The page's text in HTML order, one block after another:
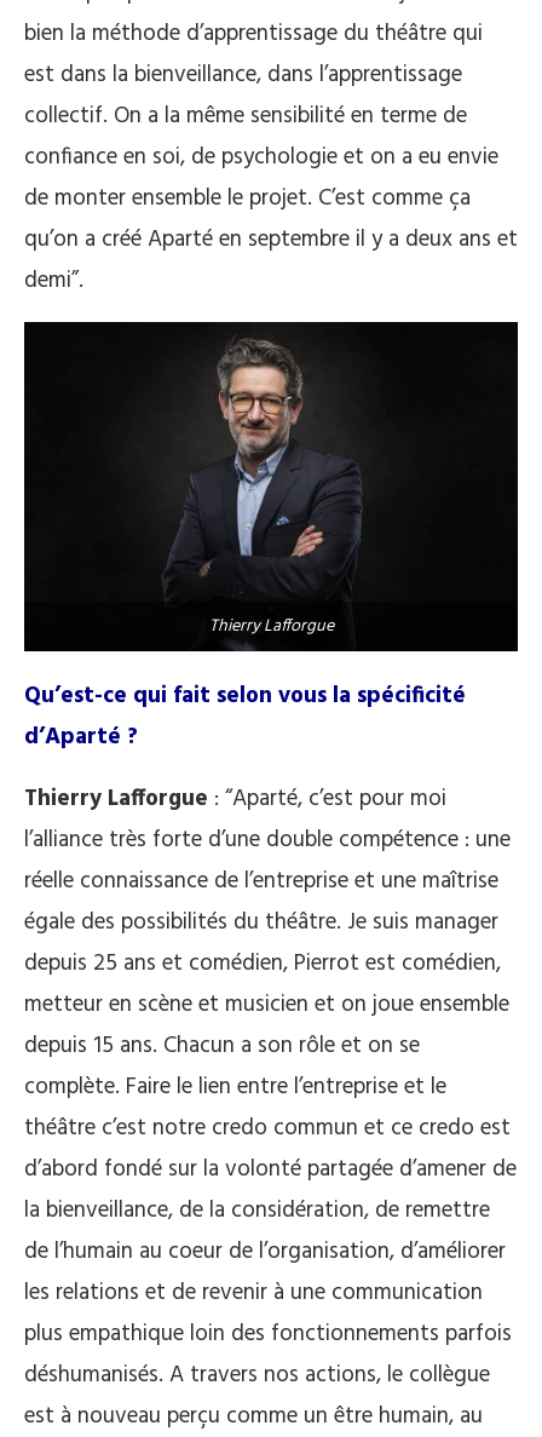
bien la méthode d’apprentissage du théâtre qui
est dans la bienveillance, dans l’apprentissage
collectif. On a la même sensibilité en terme de
confiance en soi, de psychologie et on a eu envie
de monter ensemble le projet. C’est comme ça
qu’on a créé Aparté en septembre il y a deux ans et
demi”.
Thierry Lafforgue
Qu’est-ce qui fait selon vous la spécificité
d’Aparté ?
Thierry Lafforgue : “Aparté, c’est pour moi
l’alliance très forte d’une double compétence : une
réelle connaissance de l’entreprise et une maîtrise
égale des possibilités du théâtre. Je suis manager
depuis 25 ans et comédien, Pierrot est comédien,
metteur en scène et musicien et on joue ensemble
depuis 15 ans. Chacun a son rôle et on se
complète. Faire le lien entre l’entreprise et le
théâtre c’est notre credo commun et ce credo est
d’abord fondé sur la volonté partagée d’amener de
la bienveillance, de la considération, de remettre
de l’humain au coeur de l’organisation, d’améliorer
les relations et de revenir à une communication
plus empathique loin des fonctionnements parfois
déshumanisés. A travers nos actions, le collègue
est à nouveau perçu comme un être humain, au